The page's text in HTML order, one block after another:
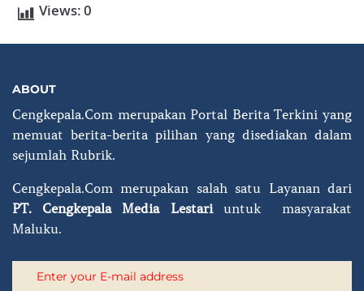
Views:0
ABOUT
Cengkepala.Com merupakan Portal Berita Terkini yang
memuat berita-berita pilihan yang disediakan dalam
sejumlah Rubrik.
Cengkepala.Com merupakan salah satu Layanan dari
PT.
Cengkepala Media Lestari untuk masyarakat
Maluku.